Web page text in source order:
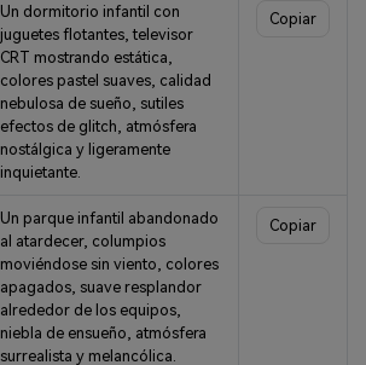
Un dormitorio infantil con
juguetes flotantes, televisor
CRT mostrando estática,
colores pastel suaves, calidad
nebulosa de sueño, sutiles
efectos de glitch, atmósfera
nostálgica y ligeramente
inquietante.
Copiar
Un parque infantil abandonado
al atardecer, columpios
moviéndose sin viento, colores
apagados, suave resplandor
alrededor de los equipos,
niebla de ensueño, atmósfera
surrealista y melancólica.
Copiar